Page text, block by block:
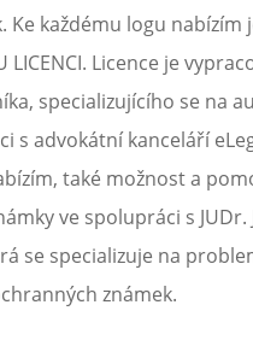
Ke každému logu nabízím
LICENCI. Licence je
specializujícího se na
s advokátní kanceláří
také možnost a
ve spolupráci s JUDr.
se specializuje na
známek.